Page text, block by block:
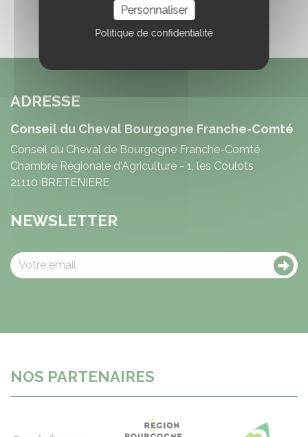
ADRESSE
Conseil du Cheval Bourgogne Franche-Comté
Conseil du Cheval de Bourgogne Franche-Comté
Chambre Régionale d'Agriculture - 1, les Coulots
21110 BRETENIERE
NEWSLETTER
NOS PARTENAIRES
Personnaliser
Politique de confidentialité